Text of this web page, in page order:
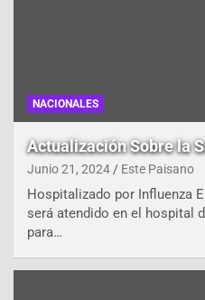
NACIONALES
Actualización Sobre la
Junio 21, 2024 Este Paisano
Hospitalizado por Influenza
será atendido en el hospital
para…